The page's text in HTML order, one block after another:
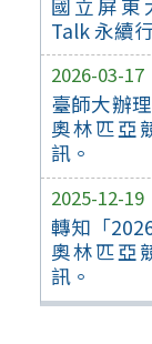
國立屏東
Talk 永續
2026-03-17
臺師大辦
奧林匹亞
訊。
2025-12-19
轉知「
奧林匹亞
訊。